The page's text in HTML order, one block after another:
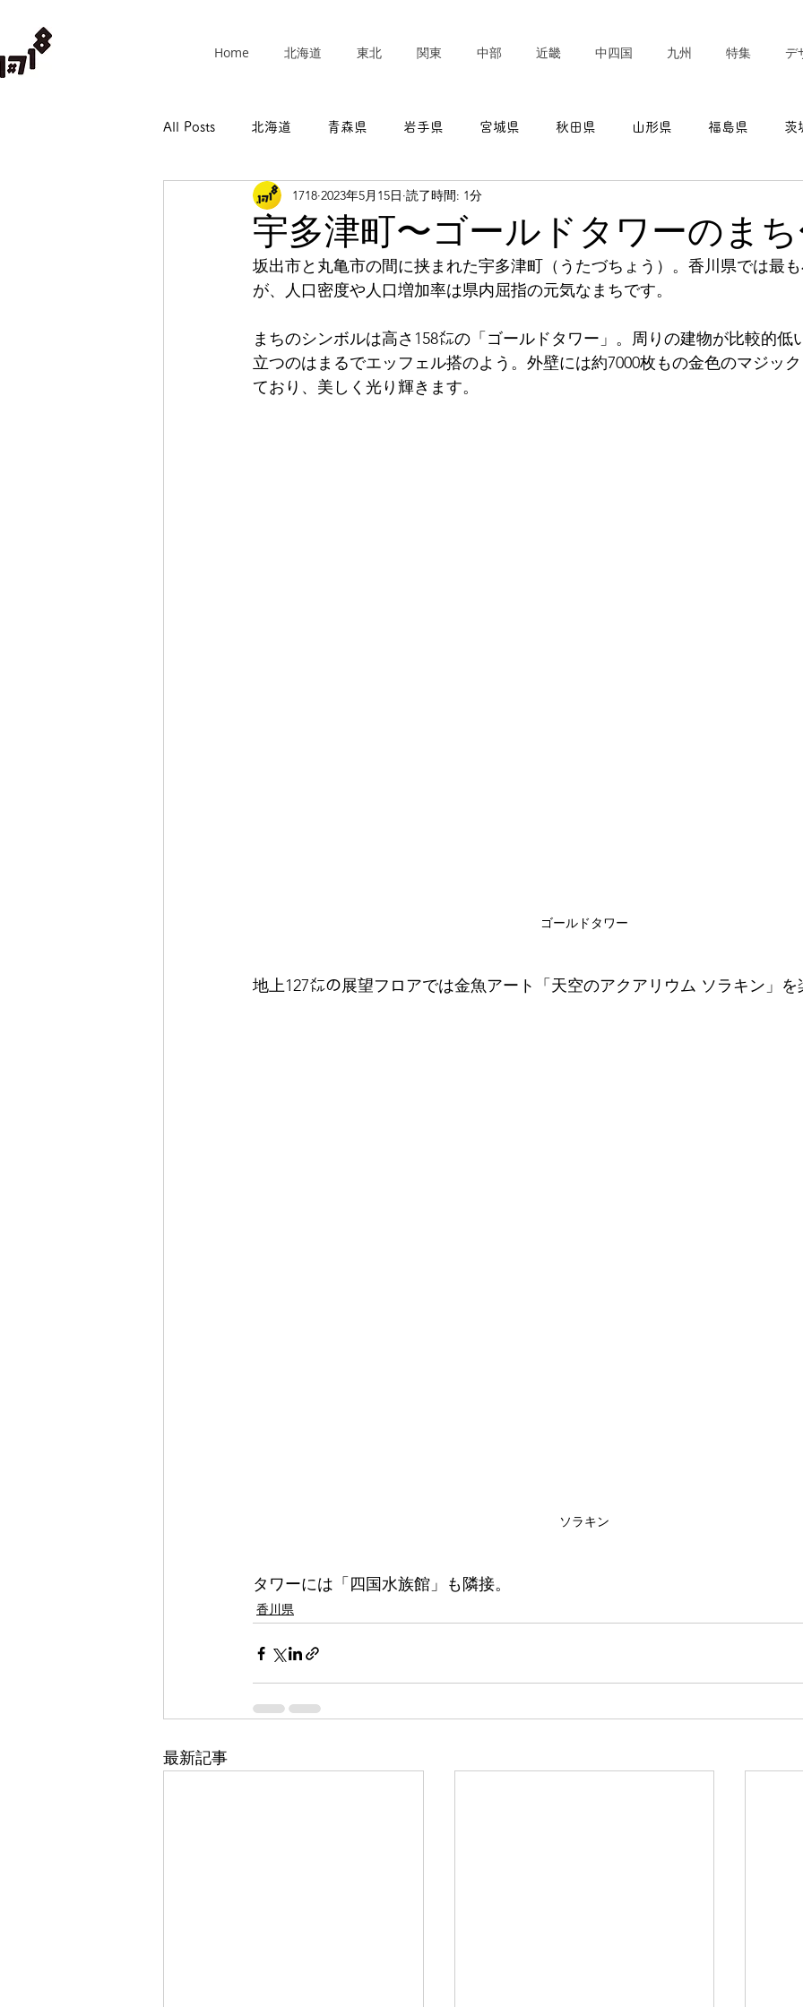
Home 北海道 東北 関東 中部 近畿 中四国 九州 特集 デ
All Posts 北海道 青森県 岩手県 宮城県 秋田県 山形県 福島県 茨
埼玉県 千葉県 東京都
岐阜県 静岡県 愛知県 三重県 滋賀県 京都府 大阪府
宇多津町〜ゴールドタワーのま
1718 2023年5月15日 読了時間: 1分
坂出市と丸亀市の間に挟まれた宇多津町（うたづちょう）。香川県では最
が、人口密度や人口増加率は県内屈指の元気なまちです。
まちのシンボルは高さ158㍍の「ゴールドタワー」。周りの建物が比較的低
立つのはまるでエッフェル搭のよう。外壁には約7000枚もの金色のマジッ
ており、美しく光り輝きます。
ゴールドタワー
地上127㍍の展望フロアでは金魚アート「天空のアクアリウム ソラキン」を
ソラキン
タワーには「四国水族館」も隣接。
香川県
最新記事